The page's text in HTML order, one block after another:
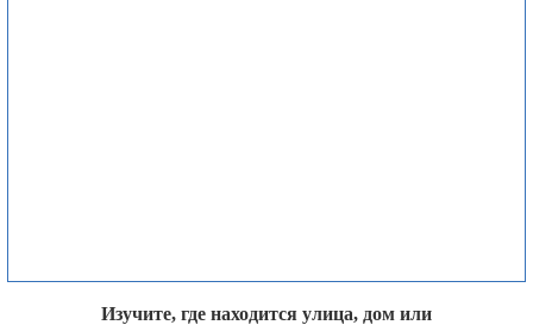
Изучите, где находится улица, дом или